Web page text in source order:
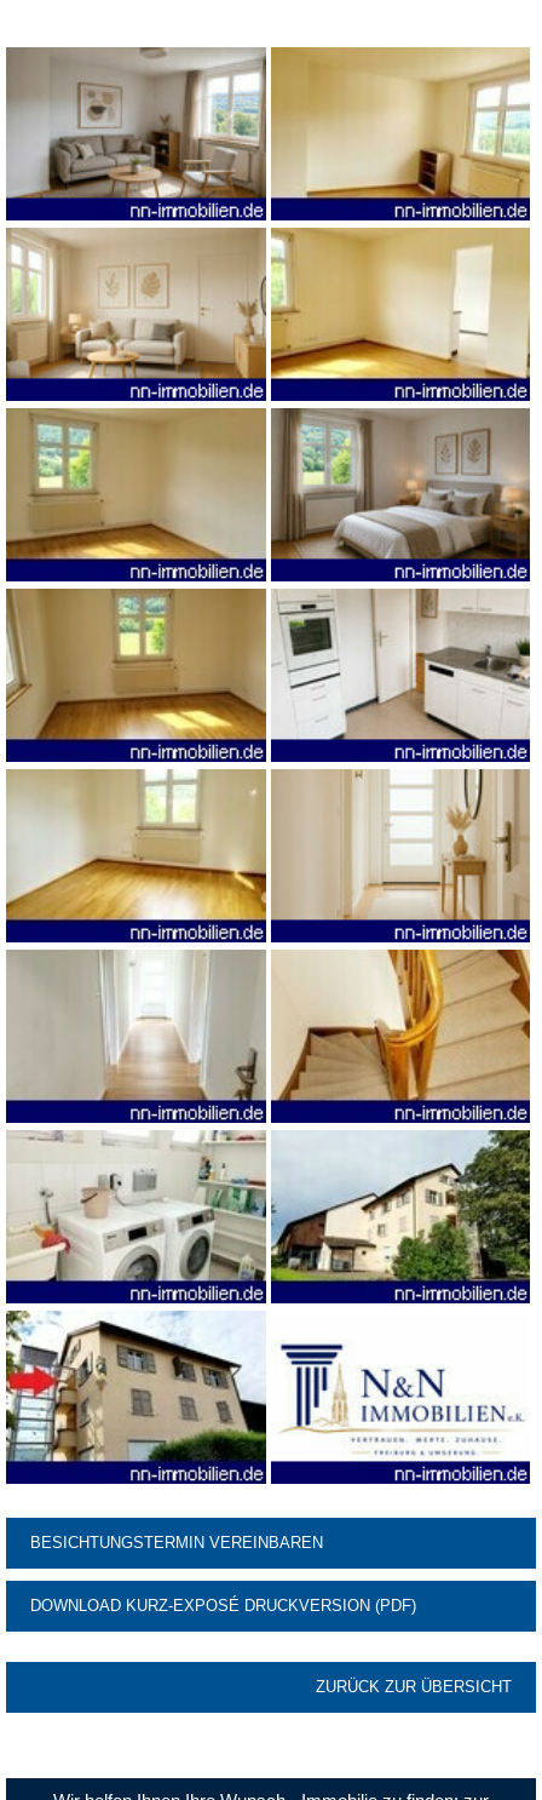
BESICHTUNGSTERMIN VEREINBAREN
DOWNLOAD KURZ-EXPOSÉ DRUCKVERSION (PDF)
ZURÜCK ZUR ÜBERSICHT